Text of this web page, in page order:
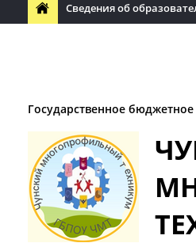
Сведения об
Государственное